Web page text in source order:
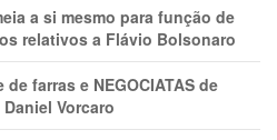
a si mesmo para função de
relativos a Flávio Bolsonaro
farras e NEGOCIATAS de
Vorcaro